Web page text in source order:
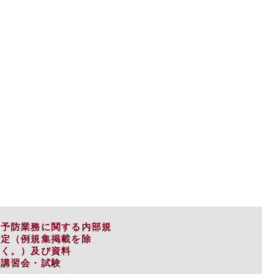
予防業務に関する内部規
定（例規集掲載を除
く。）及び資料
講習会・試験